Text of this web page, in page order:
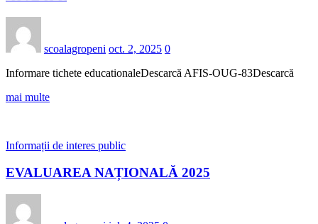
scoalagropeni oct. 2, 2025 0
Informare tichete educationaleDescarcă AFIS-OUG-83Descarcă
mai multe
Informații de interes public
EVALUAREA NAȚIONALĂ 2025